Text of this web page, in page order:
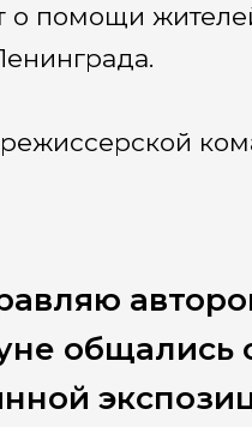
о помощи
общались